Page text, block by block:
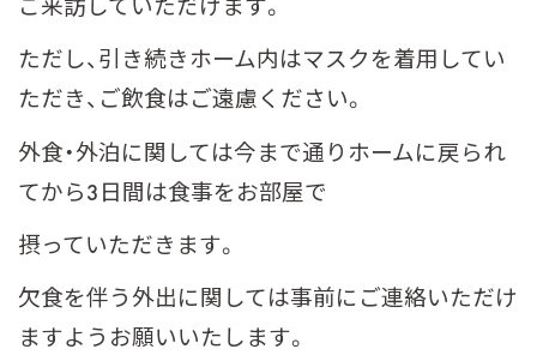
ご来訪していただけます。
ただし、引き続きホーム内はマスクを着用してい
ただき、ご飲食はご遠慮ください。
外食・外泊に関しては今まで通りホームに戻られ
てから3日間は食事をお部屋で
摂っていただきます。
欠食を伴う外出に関しては事前にご連絡いただけ
ますようお願いいたします。